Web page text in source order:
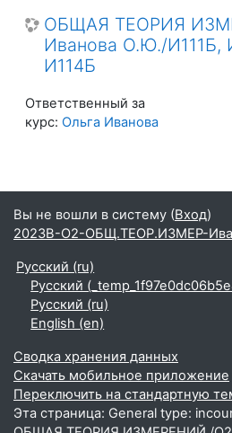
ОБЩАЯ ТЕОРИЯ
Иванова О.Ю./И111Б,
И114Б
Ответственный за
курс: Ольга Иванова
Вы не вошли в систему (Вход)
2023В-О2-ОБЩ.ТЕОР.ИЗМЕР-
Русский ‎(ru)‎
Русский
Русский ‎(ru)‎
English ‎(en)‎
Сводка хранения данных
Скачать мобильное приложение
Переключить на стандартную
Эта страница: General type: